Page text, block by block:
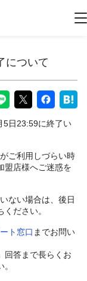
について
5日23:59に終了い
ご利用しづらい時
盟店様へご迷惑を
ない場合は、後日
ださい。
ト窓口 までお問い
回答まで長らくお